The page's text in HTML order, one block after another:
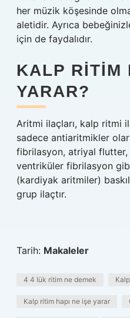
her müzik köşesinde
aletidir. Ayrıca
için de faydalıdır.
KALP RITIM
YARAR?
Aritmi ilaçları, kalp ritmi
sadece antiaritmikler
fibrilasyon, atriyal
ventriküler fibrilasyon
(kardiyak aritmiler)
grup ilaçtır.
Tarih: Makaleler
4 4 lük ritim ne demek
Kalp ritim hapı ne işe yarar